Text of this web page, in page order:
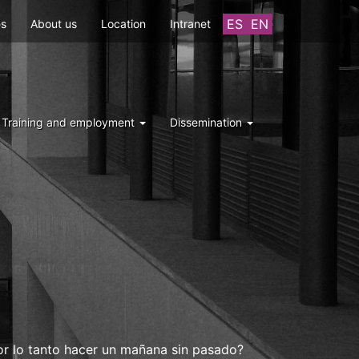
ES EN
About us Location Intranet
Training and employment Dissemination
lo tanto hacer un mañana sin pasado?